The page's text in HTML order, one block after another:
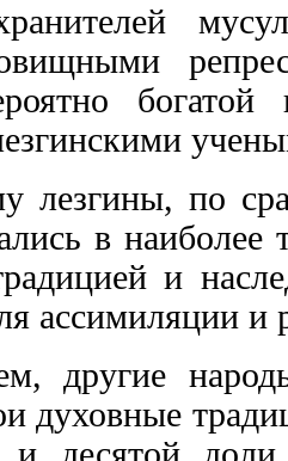
лезгины, по
в наиболее
и
ассимиляции и
другие
духовные
и десятой доли